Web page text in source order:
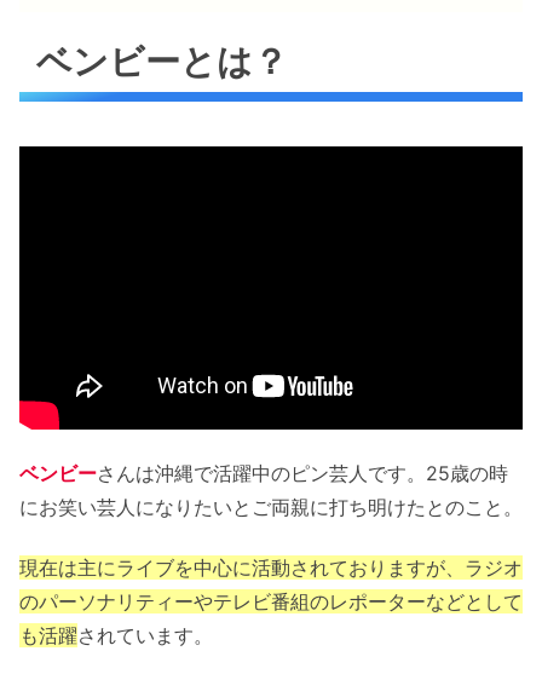
ベンビーさんは結婚しているの？
ベンビーさんの芸名の由来は？
ベンビーとは？
ベンビーさんは沖縄で活躍中のピン芸人です。25歳の時
にお笑い芸人になりたいとご両親に打ち明けたとのこと。
現在は主にライブを中心に活動されておりますが、ラジオ
のパーソナリティーやテレビ番組のレポーターなどとして
も活躍されています。